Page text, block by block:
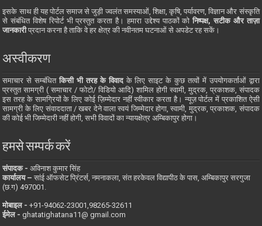
इसके साथ ही यह पोर्टल समाज से जुड़ी ज्वलंत समस्याओं, शिक्षा, कृषि, पर्यावरण, विज्ञान और संस्कृति
से संबंधित विशेष रिपोर्ट भी प्रस्तुत करता है। हमारा उद्देश्य पाठकों कोनिष्पक्ष, सटीक और ताज़ा
जानकारीप्रदान करना है ताकि वे हर क्षेत्र की नवीनतम घटनाओं से अपडेट रह सकें।
अस्वीकरण
समाचार से सम्बंधितकिसी भी तरह के विवादके लिए साइट के कुछ तत्वों में उपयोगकर्ताओं द्वारा
प्रस्तुत सामग्री ( समाचार / फोटो/ विडियो आदि) शामिल होगी स्वामी, मुद्रक, प्रकाशक, संपादक
इस तरह के सामग्रियों के लिए कोई ज़िम्मेदार नहीं स्वीकार करता है। न्यूज़ पोर्टल में प्रकाशित ऐसी
सामग्री के लिए संवाददाता / खबर देने वाला स्वयं जिम्मेदार होगा, स्वामी, मुद्रक, प्रकाशक, संपादक
की कोई भी जिम्मेदारी नहीं होगी, सभी विवादों का न्यायक्षेत्र अम्बिकापुर होगा।
हमसे सम्पर्क करें
संपादक -अविनाश कुमार सिंह
कार्यालय –सांई ऑफसेट प्रिंटर्स, नमनाकला, संत हरकेवल विद्यापीठ के पास, अम्बिकापुर सरगुजा
(छ.ग) 497001.
मोबाइल - ‪+91-94062-23001‬,98265-32611
ईमेल -ghatatighatana11@ gmail.com